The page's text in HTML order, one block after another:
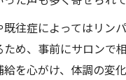
既往症によってはリン
め、事前にサロンで
を心がけ、体調の変